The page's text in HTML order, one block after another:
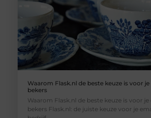
Waarom Flask.nl de beste keuze is voor
bekers
Waarom Flask.nl de beste keuze is voor je
bekers Flask.nl: de juiste keuze voor je